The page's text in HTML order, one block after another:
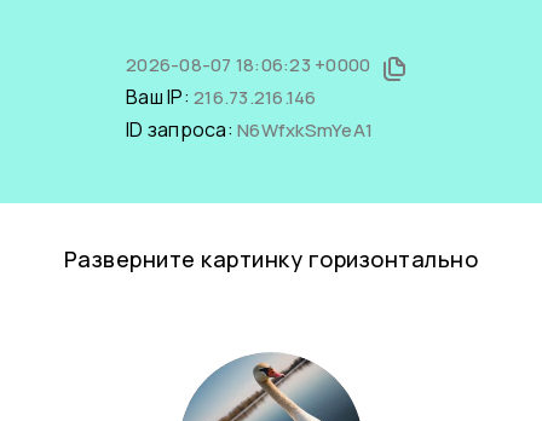
2026-08-07 18:06:23 +0000
Ваш IP: 216.73.216.146
ID запроса: N6WfxkSmYeA1
Разверните картинку горизонтально